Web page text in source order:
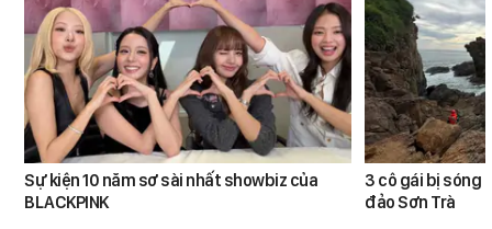
Sự kiện 10 năm sơ sài nhất showbiz của
BLACKPINK
3 cô gái bị sóng
đảo Sơn Trà